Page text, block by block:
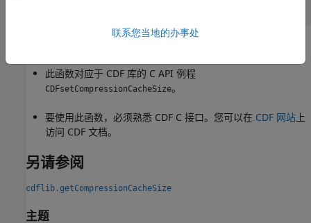
此函数对应于 CDF 库的 C API 例程
CDFsetCompressionCacheSize。
要使用此函数，必须熟悉 CDF C 接口。您可以在 CDF 网站 上
访问 CDF 文档。
另请参阅
cdflib.getCompressionCacheSize
主题
联系您当地的办事处